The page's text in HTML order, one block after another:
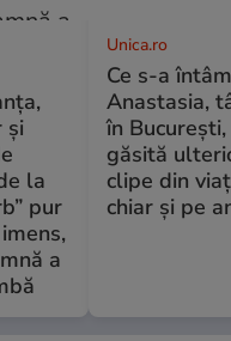
și
la
pur
a
Unica.ro
Ce s-a
Anastasia,
în
găsită
clipe din
chiar și pe